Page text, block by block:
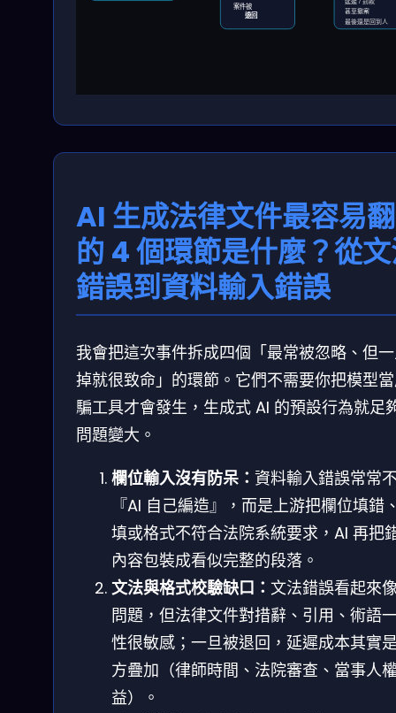
案件被
退回
甚至撤案
最後還是回到人
AI 生成法律文件最容易
的 4 個環節是什麼？從
錯誤到資料輸入錯誤
我會把這次事件拆成四個「最常被忽略、但
掉就很致命」的環節。它們不需要你把模型
騙工具才會發生，生成式 AI 的預設行為就足
問題變大。
欄位輸入沒有防呆： 資料輸入錯誤常常
『AI 自己編造』，而是上游把欄位填錯
填或格式不符合法院系統要求，AI 再把
內容包裝成看似完整的段落。
文法與格式校驗缺口： 文法錯誤看起來
問題，但法律文件對措辭、引用、術語
性很敏感；一旦被退回，延遲成本其實
方疊加（律師時間、法院審查、當事人
益）。